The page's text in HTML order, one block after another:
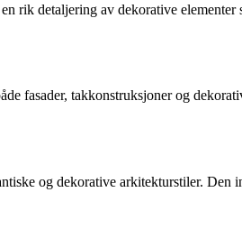
rik detaljering av dekorative
fasader, takkonstruksjoner og
og dekorative arkitekturstiler.